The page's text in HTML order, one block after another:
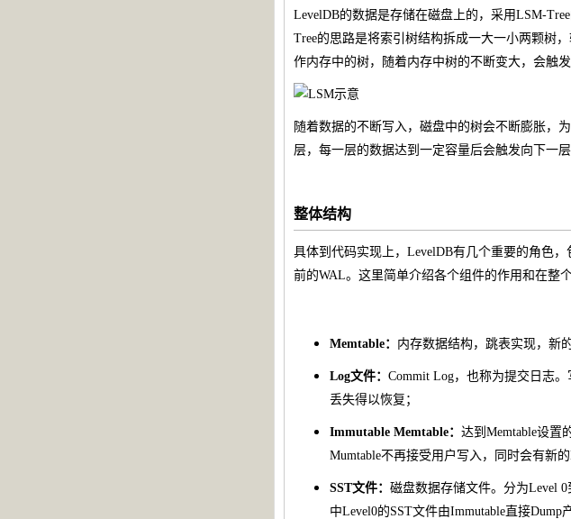
LevelDB的数据是存储在磁盘上的，采用LSM-
Tree的思路是将索引树结构拆成一大一小两颗树
作内存中的树，随着内存中树的不断变大，会触
随着数据的不断写入，磁盘中的树会不断膨胀，
层，每一层的数据达到一定容量后会触发向下一
整体结构
具体到代码实现上，LevelDB有几个重要的角色，
前的WAL。这里简单介绍各个组件的作用和在整
Memtable： 内存数据结构，跳表实现，新
Log文件： Commit Log，也称为提交日志
丢失得以恢复；
Immutable Memtable： 达到Memtable设置
Mumtable不再接受用户写入，同时会有新的
SST文件： 磁盘数据存储文件。分为Level
中Level0的SST文件由Immutable直接